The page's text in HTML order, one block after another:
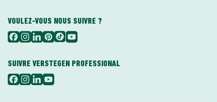
VOULEZ-VOUS NOUS SUIVRE ?
SUIVRE VERSTEGEN PROFESSIONAL